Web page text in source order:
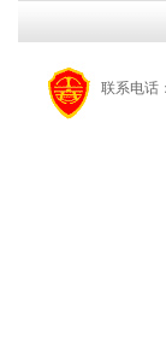
联系电话